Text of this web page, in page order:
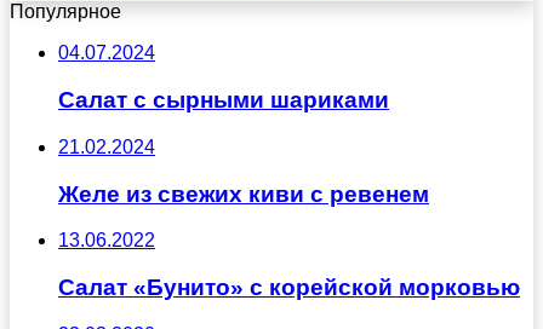
Популярное
04.07.2024
Салат с сырными шариками
21.02.2024
Желе из свежих киви с ревенем
13.06.2022
Салат «Бунито» с корейской морковью